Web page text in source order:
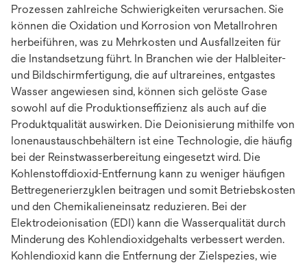
Prozessen zahlreiche Schwierigkeiten verursachen. Sie
können die Oxidation und Korrosion von Metallrohren
herbeiführen, was zu Mehrkosten und Ausfallzeiten für
die Instandsetzung führt. In Branchen wie der Halbleiter-
und Bildschirmfertigung, die auf ultrareines, entgastes
Wasser angewiesen sind, können sich gelöste Gase
sowohl auf die Produktionseffizienz als auch auf die
Produktqualität auswirken. Die Deionisierung mithilfe von
Ionenaustauschbehältern ist eine Technologie, die häufig
bei der Reinstwasserbereitung eingesetzt wird. Die
Kohlenstoffdioxid-Entfernung kann zu weniger häufigen
Bettregenerierzyklen beitragen und somit Betriebskosten
und den Chemikalieneinsatz reduzieren. Bei der
Elektrodeionisation (EDI) kann die Wasserqualität durch
Minderung des Kohlendioxidgehalts verbessert werden.
Kohlendioxid kann die Entfernung der Zielspezies, wie